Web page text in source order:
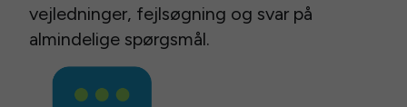
vejledninger, fejlsøgning og svar på
almindelige spørgsmål.